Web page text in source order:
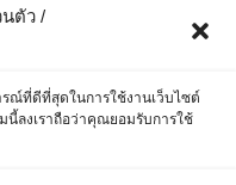
ตัว /
รณ์ที่ดีที่สุดในการใช้งานเว็บไซต์
ลงเราถือว่าคุณยอมรับการใช้
กเงินออมทรัพย์พิเศษ
ลย รู้หมดทุกเรื่อง 25